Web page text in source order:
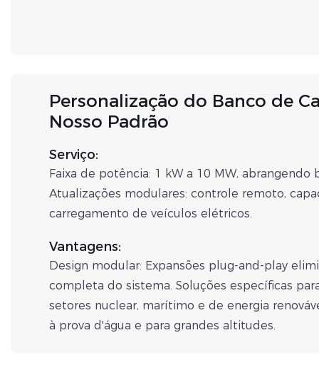
Personalização do Banco de
Nosso Padrão
Serviço:
Faixa de potência: 1 kW a 10 MW, abrangendo
Atualizações modulares: controle remoto,
carregamento de veículos elétricos.
Vantagens:
Design modular: Expansões plug-and-play
completa do sistema. Soluções específicas
setores nuclear, marítimo e de energia
à prova d'água e para grandes altitudes.